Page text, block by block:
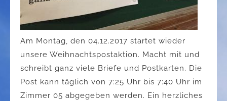
Am Montag, den 04.12.2017 startet wieder
unsere Weihnachtspostaktion. Macht mit und
schreibt ganz viele Briefe und Postkarten. Die
Post kann täglich von 7:25 Uhr bis 7:40 Uhr im
Zimmer 05 abgegeben werden. Ein herzliches